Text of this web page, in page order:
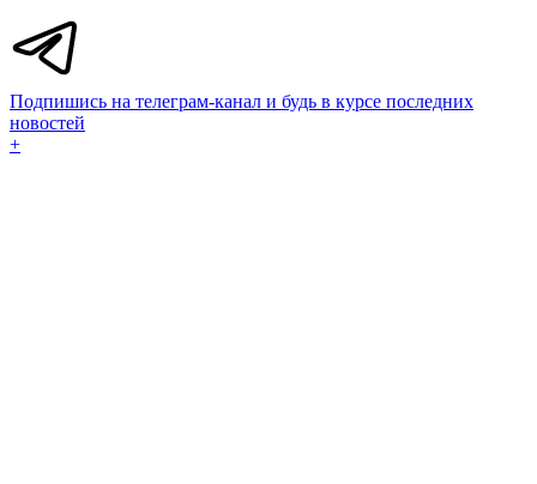
Подпишись на телеграм-канал и будь в курсе последних
новостей
+